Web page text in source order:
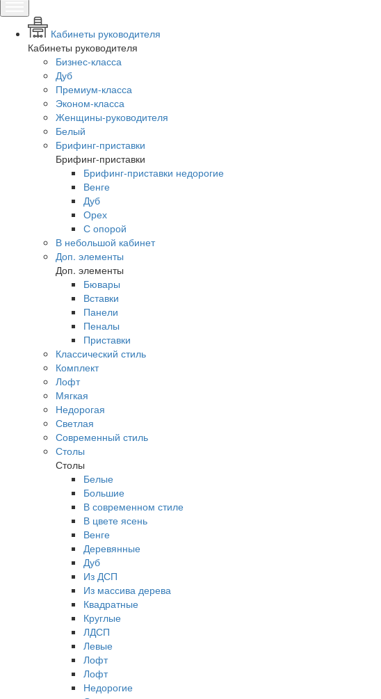
Кабинеты руководителя
Кабинеты руководителя
Бизнес-класса
Дуб
Премиум-класса
Эконом-класса
Женщины-руководителя
Белый
Брифинг-приставки
Брифинг-приставки
Брифинг-приставки недорогие
Венге
Дуб
Орех
С опорой
В небольшой кабинет
Доп. элементы
Доп. элементы
Бювары
Вставки
Панели
Пеналы
Приставки
Классический стиль
Комплект
Лофт
Мягкая
Недорогая
Светлая
Современный стиль
Столы
Столы
Белые
Большие
В современном стиле
В цвете ясень
Венге
Деревянные
Дуб
Из ДСП
Из массива дерева
Квадратные
Круглые
ЛДСП
Левые
Лофт
Лофт
Недорогие